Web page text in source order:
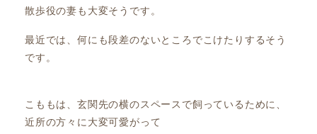
散歩役の妻も大変そうです。
最近では、何にも段差のないところでこけたりするそう
です。
こももは、玄関先の横のスペースで飼っているために、
近所の方々に大変可愛がって